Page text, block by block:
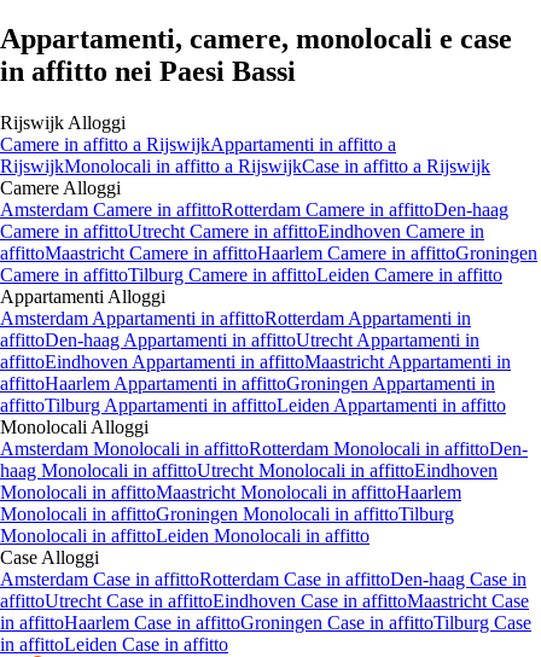
Appartamenti, camere, monolocali e case
in affitto nei Paesi Bassi
Rijswijk Alloggi
Camere in affitto a RijswijkAppartamenti in affitto a
RijswijkMonolocali in affitto a RijswijkCase in affitto a Rijswijk
Camere Alloggi
Amsterdam Camere in affittoRotterdam Camere in affittoDen-haag
Camere in affittoUtrecht Camere in affittoEindhoven Camere in
affittoMaastricht Camere in affittoHaarlem Camere in affittoGroningen
Camere in affittoTilburg Camere in affittoLeiden Camere in affitto
Appartamenti Alloggi
Amsterdam Appartamenti in affittoRotterdam Appartamenti in
affittoDen-haag Appartamenti in affittoUtrecht Appartamenti in
affittoEindhoven Appartamenti in affittoMaastricht Appartamenti in
affittoHaarlem Appartamenti in affittoGroningen Appartamenti in
affittoTilburg Appartamenti in affittoLeiden Appartamenti in affitto
Monolocali Alloggi
Amsterdam Monolocali in affittoRotterdam Monolocali in affittoDen-
haag Monolocali in affittoUtrecht Monolocali in affittoEindhoven
Monolocali in affittoMaastricht Monolocali in affittoHaarlem
Monolocali in affittoGroningen Monolocali in affittoTilburg
Monolocali in affittoLeiden Monolocali in affitto
Case Alloggi
Amsterdam Case in affittoRotterdam Case in affittoDen-haag Case in
affittoUtrecht Case in affittoEindhoven Case in affittoMaastricht Case
in affittoHaarlem Case in affittoGroningen Case in affittoTilburg Case
in affittoLeiden Case in affitto